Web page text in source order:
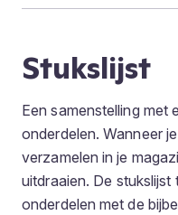
Stukslijst
Een samenstelling met
onderdelen. Wanneer
verzamelen in je
uitdraaien. De
onderdelen met de